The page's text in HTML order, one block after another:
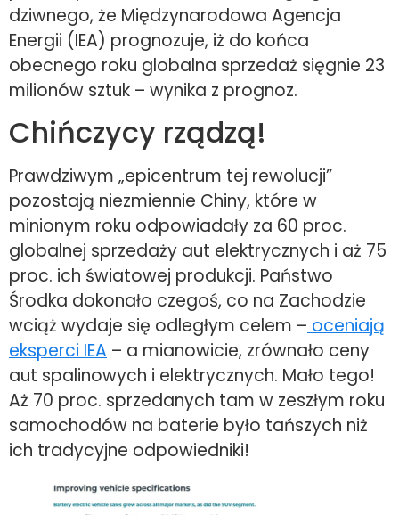
dziwnego, że Międzynarodowa Agencja
Energii (IEA) prognozuje, iż do końca
obecnego roku globalna sprzedaż sięgnie 23
milionów sztuk – wynika z prognoz.
Chińczycy rządzą!
Prawdziwym „epicentrum tej rewolucji”
pozostają niezmiennie Chiny, które w
minionym roku odpowiadały za 60 proc.
globalnej sprzedaży aut elektrycznych i aż 75
proc. ich światowej produkcji. Państwo
Środka dokonało czegoś, co na Zachodzie
wciąż wydaje się odległym celem – oceniają
eksperci IEA – a mianowicie, zrównało ceny
aut spalinowych i elektrycznych. Mało tego!
Aż 70 proc. sprzedanych tam w zeszłym roku
samochodów na baterie było tańszych niż
ich tradycyjne odpowiedniki!